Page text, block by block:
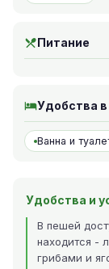
Питание
Удобства
Ванна и
Удобства и
В пешей
находится -
грибами и